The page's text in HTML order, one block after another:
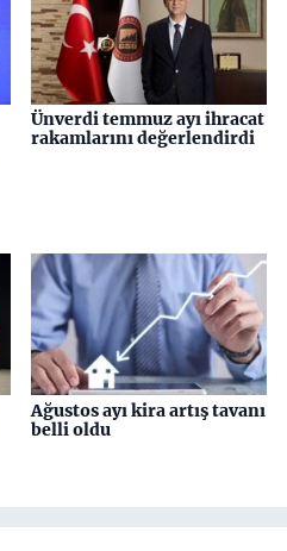
Ünverdi temmuz ayı ihracat
rakamlarını değerlendirdi
Ağustos ayı kira artış tavanı
belli oldu